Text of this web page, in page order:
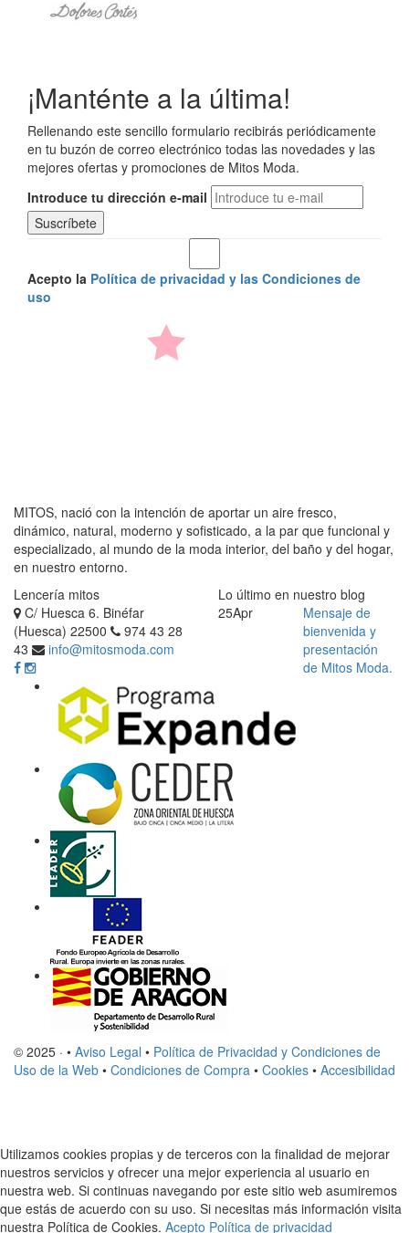
¡Manténte a la última!
Rellenando este sencillo formulario recibirás periódicamente
en tu buzón de correo electrónico todas las novedades y las
mejores ofertas y promociones de Mitos Moda.
Introduce tu dirección e-mail
Acepto la Política de privacidad y las Condiciones de
uso
MITOS, nació con la intención de aportar un aire fresco,
dinámico, natural, moderno y sofisticado, a la par que funcional y
especializado, al mundo de la moda interior, del baño y del hogar,
en nuestro entorno.
Lencería mitos
C/ Huesca 6. Binéfar
(Huesca) 22500
974 43 28
43
info@mitosmoda.com
Lo último en nuestro blog
25Apr
Mensaje de
bienvenida y
presentación
de Mitos Moda.
© 2025 · • Aviso Legal • Política de Privacidad y Condiciones de
Uso de la Web • Condiciones de Compra • Cookies • Accesibilidad
Utilizamos cookies propias y de terceros con la finalidad de mejorar
nuestros servicios y ofrecer una mejor experiencia al usuario en
nuestra web. Si continuas navegando por este sitio web asumiremos
que estás de acuerdo con su uso. Si necesitas más información visita
nuestra Política de Cookies. Acepto Política de privacidad